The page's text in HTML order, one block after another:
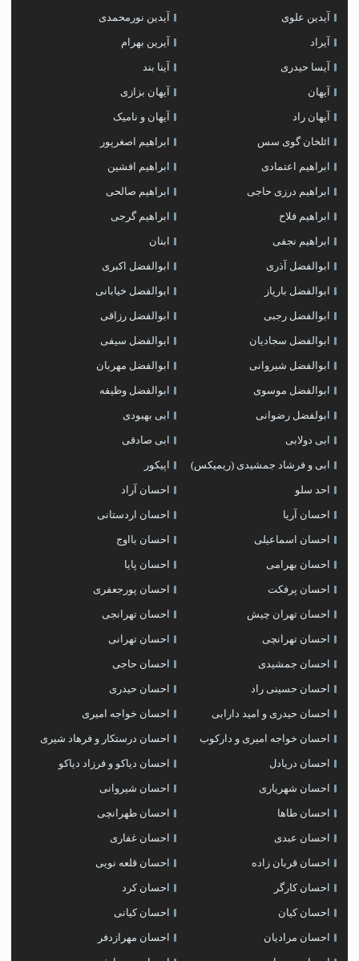
آیدین علوی آیدین نورمحمدی
آیراد آیرین بهرام
آیسا حیدری آینا بند
آیهان آیهان بزازی
آیهان راد آیهان و نامیک
ائلخان گوی سس ابراهیم اصغرپور
ابراهیم اعتمادی ابراهیم افشین
ابراهیم درزی حاجی ابراهیم صالحی
ابراهیم فلاح ابراهیم گرجی
ابراهیم نجفی ابنان
ابوالفضل آذری ابوالفضل اکبری
ابوالفضل بارپاز ابوالفضل خیابانی
ابوالفضل رجبی ابوالفضل رزاقی
ابوالفضل سجادیان ابوالفضل سیفی
ابوالفضل شیروانی ابوالفضل مهربان
ابوالفضل موسوی ابوالفضل وظیفه
ابولفضل رضوانی ابی بهبودی
ابی دولابی ابی صادقی
ابی و فرشاد جمشیدی (ریمیکس) اپیکور
احد سلو احسان آراد
احسان آریا احسان اردستانی
احسان اسماعیلی احسان بااوج
احسان بهرامی احسان پایا
احسان پرفکت احسان پورجعفری
احسان تهران چیش احسان تهرانجی
احسان تهرانچی احسان تهرانی
احسان جمشیدی احسان حاجی
احسان حسینی راد احسان حیدری
احسان حیدری و امید دارابی احسان خواجه امیری
احسان خواجه امیری و دارکوب احسان درستكار و فرهاد شيرى
احسان دریادل احسان دیاکو و فرزاد دیاکو
احسان شهریاری احسان شیروانی
احسان طاها احسان طهرانچی
احسان عبدی احسان غفاری
احسان قربان زاده احسان قلعه نویی
احسان کارگر احسان کرد
احسان کیان احسان کیانی
احسان مرادیان احسان مهرازدفر